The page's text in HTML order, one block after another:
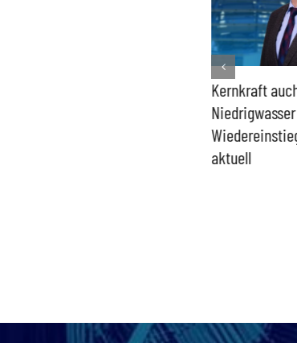
Kernkraft auch bei
Niedrigwasser
Wiedereinstieg bleibt